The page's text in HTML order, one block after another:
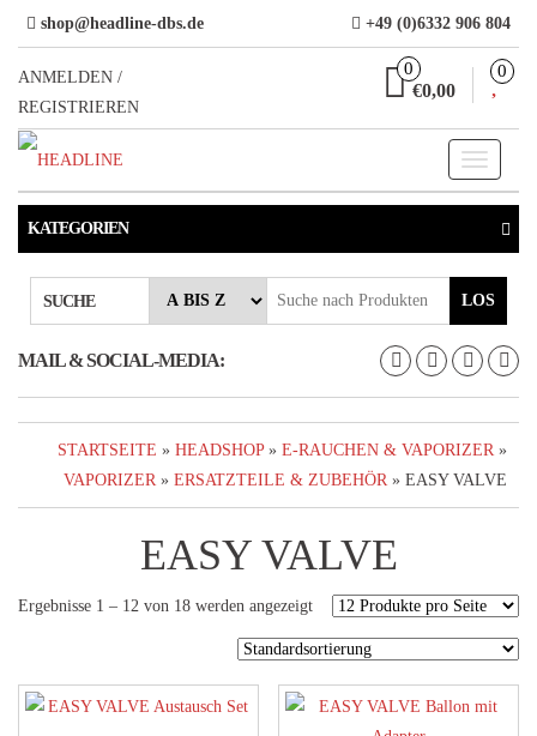
Direkt
zum
Inhalt
shop@headline-dbs.de +49 (0)6332 906 804
ANMELDEN /
REGISTRIEREN
0
€0,00
0
Toggle
KATEGORIEN
SUCHE LOS
MAIL & SOCIAL-MEDIA:
STARTSEITE » HEADSHOP» E-RAUCHEN & VAPORIZER »
VAPORIZER » ERSATZTEILE & ZUBEHÖR » EASY VALVE
EASY VALVE
Ergebnisse 1 – 12 von 18 werden angezeigt